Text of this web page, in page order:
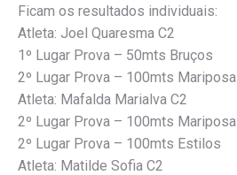
Ficam os resultados individuais:
Atleta: Joel Quaresma C2
1º Lugar Prova – 50mts Bruços
2º Lugar Prova – 100mts Mariposa
Atleta: Mafalda Marialva C2
2º Lugar Prova – 100mts Mariposa
2º Lugar Prova – 100mts Estilos
Atleta: Matilde Sofia C2